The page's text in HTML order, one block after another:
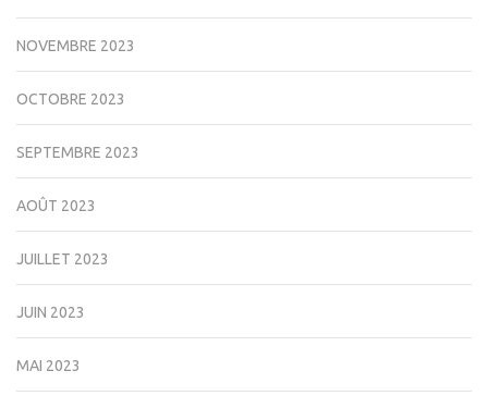
NOVEMBRE 2023
OCTOBRE 2023
SEPTEMBRE 2023
AOÛT 2023
JUILLET 2023
JUIN 2023
MAI 2023